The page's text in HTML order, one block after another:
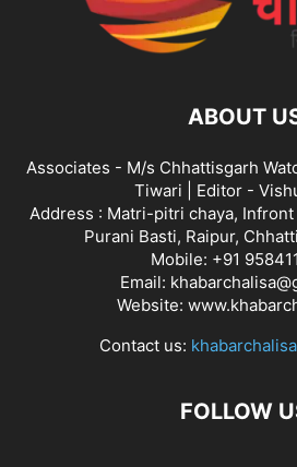
ABOUT
Associates - M/s Chhattisgarh
Tiwari | Editor -
Address : Matri-pitri chaya, Infront
Purani Basti, Raipur,
Mobile: +91
Email:
Website:
Contact us:
FOLLOW